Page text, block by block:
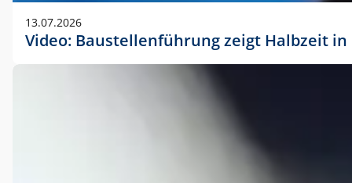
13.07.2026
Video: Baustellenführung zeigt Halbzeit